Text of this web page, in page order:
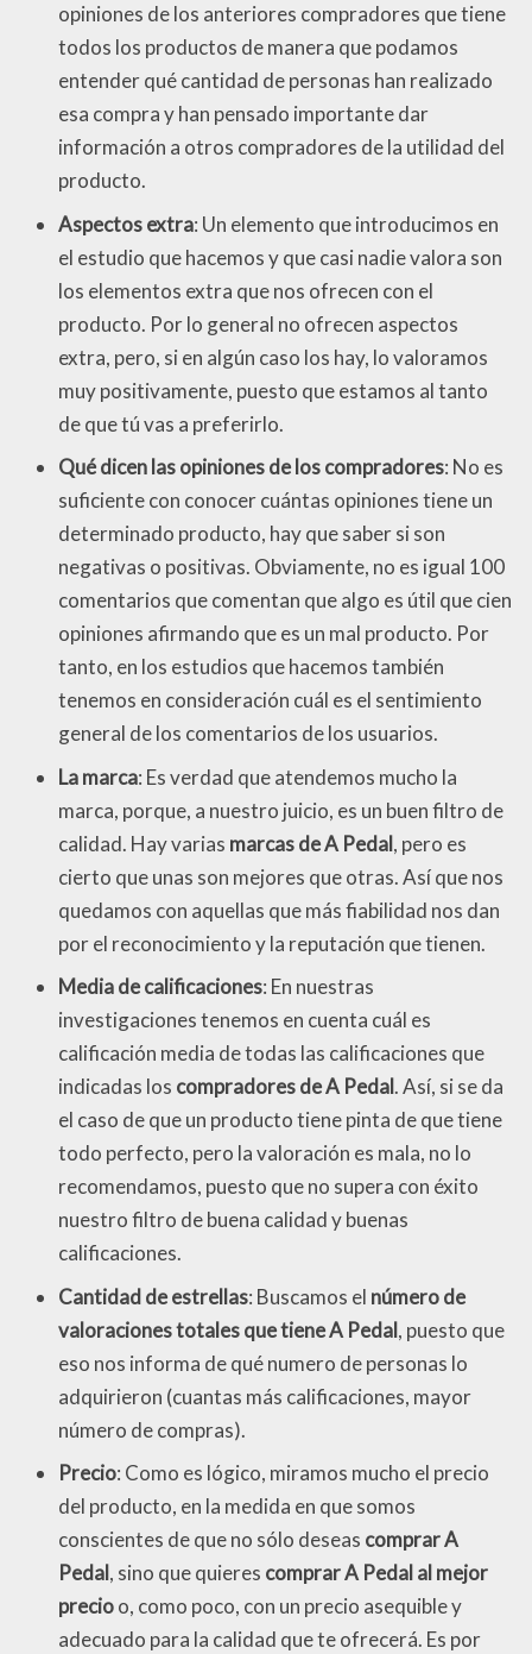
opiniones de los anteriores compradores que tiene
todos los productos de manera que podamos
entender qué cantidad de personas han realizado
esa compra y han pensado importante dar
información a otros compradores de la utilidad del
producto.
Aspectos extra: Un elemento que introducimos en
el estudio que hacemos y que casi nadie valora son
los elementos extra que nos ofrecen con el
producto. Por lo general no ofrecen aspectos
extra, pero, si en algún caso los hay, lo valoramos
muy positivamente, puesto que estamos al tanto
de que tú vas a preferirlo.
Qué dicen las opiniones de los compradores: No es
suficiente con conocer cuántas opiniones tiene un
determinado producto, hay que saber si son
negativas o positivas. Obviamente, no es igual 100
comentarios que comentan que algo es útil que cien
opiniones afirmando que es un mal producto. Por
tanto, en los estudios que hacemos también
tenemos en consideración cuál es el sentimiento
general de los comentarios de los usuarios.
La marca: Es verdad que atendemos mucho la
marca, porque, a nuestro juicio, es un buen filtro de
calidad. Hay varias marcas de A Pedal, pero es
cierto que unas son mejores que otras. Así que nos
quedamos con aquellas que más fiabilidad nos dan
por el reconocimiento y la reputación que tienen.
Media de calificaciones: En nuestras
investigaciones tenemos en cuenta cuál es
calificación media de todas las calificaciones que
indicadas los compradores de A Pedal. Así, si se da
el caso de que un producto tiene pinta de que tiene
todo perfecto, pero la valoración es mala, no lo
recomendamos, puesto que no supera con éxito
nuestro filtro de buena calidad y buenas
calificaciones.
Cantidad de estrellas: Buscamos el número de
valoraciones totales que tiene A Pedal, puesto que
eso nos informa de qué numero de personas lo
adquirieron (cuantas más calificaciones, mayor
número de compras).
Precio: Como es lógico, miramos mucho el precio
del producto, en la medida en que somos
conscientes de que no sólo deseas comprar A
Pedal, sino que quieres comprar A Pedal al mejor
precioo, como poco, con un precio asequible y
adecuado para la calidad que te ofrecerá. Es por